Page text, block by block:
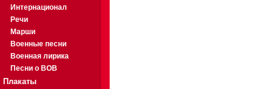
Интернационал
Речи
Марши
Военные песни
Военная лирика
Песни о ВОВ
Плакаты